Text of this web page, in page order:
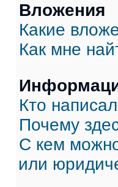
Вложения
Какие
Как мне
Кто
Почему
С кем
или